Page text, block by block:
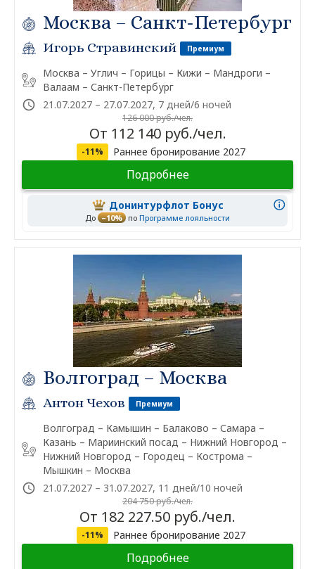
Москва – Санкт-Петербург
Игорь Стравинский Премиум
Москва – Углич – Горицы – Кижи – Мандроги –
Валаам – Санкт-Петербург
21.07.2027 – 27.07.2027, 7 дней/6 ночей
126 000 руб./чел.
От 112 140 руб./чел.
-11% Раннее бронирование 2027
Подробнее
Донинтурфлот Бонус
До –10% по Программе лояльности
Волгоград – Москва
Антон Чехов Премиум
Волгоград – Камышин – Балаково – Самара –
Казань – Мариинский посад – Нижний Новгород –
Нижний Новгород – Городец – Кострома –
Мышкин – Москва
21.07.2027 – 31.07.2027, 11 дней/10 ночей
204 750 руб./чел.
От 182 227.50 руб./чел.
-11% Раннее бронирование 2027
Подробнее